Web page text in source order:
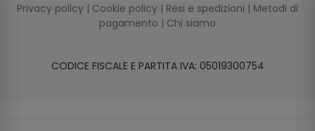
Privacy policy | Cookie policy | Resi e spedizioni | Metodi di
pagamento | Chi siamo
CODICE FISCALE E PARTITA IVA: 05019300754